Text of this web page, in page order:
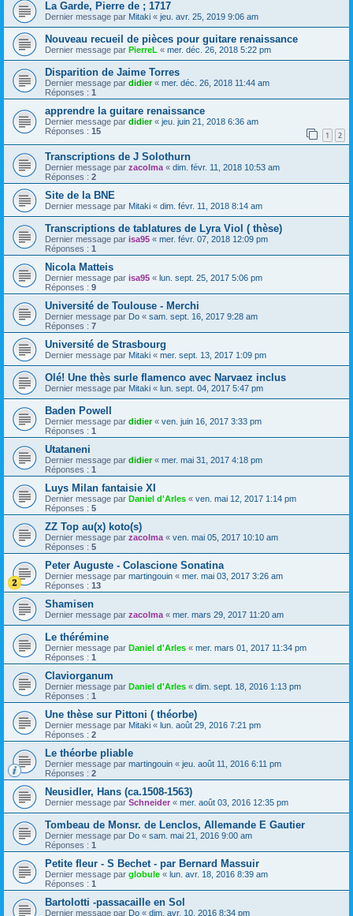
La Garde, Pierre de ; 1717
Dernier message par Mitaki « jeu. avr. 25, 2019 9:06 am
Nouveau recueil de pièces pour guitare renaissance
Dernier message par PierreL « mer. déc. 26, 2018 5:22 pm
Disparition de Jaime Torres
Dernier message par didier« mer. déc. 26, 2018 11:44 am
Réponses : 1
apprendre la guitare renaissance
Dernier message par didier« jeu. juin 21, 2018 6:36 am
Réponses : 15 1 2
Transcriptions de J Solothurn
Dernier message par zacolma « dim. févr. 11, 2018 10:53 am
Réponses : 2
Site de la BNE
Dernier message par Mitaki « dim. févr. 11, 2018 8:14 am
Transcriptions de tablatures de Lyra Viol ( thèse)
Dernier message par isa95 « mer. févr. 07, 2018 12:09 pm
Réponses : 1
Nicola Matteis
Dernier message par isa95 « lun. sept. 25, 2017 5:06 pm
Réponses : 9
Université de Toulouse - Merchi
Dernier message par Do « sam. sept. 16, 2017 9:28 am
Réponses : 7
Université de Strasbourg
Dernier message par Mitaki « mer. sept. 13, 2017 1:09 pm
Olé! Une thès surle flamenco avec Narvaez inclus
Dernier message par Mitaki « lun. sept. 04, 2017 5:47 pm
Baden Powell
Dernier message par didier« ven. juin 16, 2017 3:33 pm
Réponses : 1
Utataneni
Dernier message par didier« mer. mai 31, 2017 4:18 pm
Réponses : 1
Luys Milan fantaisie XI
Dernier message par Daniel d'Arles « ven. mai 12, 2017 1:14 pm
Réponses : 5
ZZ Top au(x) koto(s)
Dernier message par zacolma « ven. mai 05, 2017 10:10 am
Réponses : 5
Peter Auguste - Colascione Sonatina
Dernier message par martingouin « mer. mai 03, 2017 3:26 am
Réponses : 13
Shamisen
Dernier message par zacolma « mer. mars 29, 2017 11:20 am
Le thérémine
Dernier message par Daniel d'Arles « mer. mars 01, 2017 11:34 pm
Réponses : 1
Claviorganum
Dernier message par Daniel d'Arles « dim. sept. 18, 2016 1:13 pm
Réponses : 1
Une thèse sur Pittoni ( théorbe)
Dernier message par Mitaki « lun. août 29, 2016 7:21 pm
Réponses : 2
Le théorbe pliable
Dernier message par martingouin « jeu. août 11, 2016 6:11 pm
Réponses : 2
Neusidler, Hans (ca.1508-1563)
Dernier message par Schneider « mer. août 03, 2016 12:35 pm
Tombeau de Monsr. de Lenclos, Allemande E Gautier
Dernier message par Do « sam. mai 21, 2016 9:00 am
Réponses : 1
Petite fleur - S Bechet - par Bernard Massuir
Dernier message par globule « lun. avr. 18, 2016 8:39 am
Réponses : 1
Bartolotti -passacaille en Sol
Dernier message par Do « dim. avr. 10, 2016 8:34 pm